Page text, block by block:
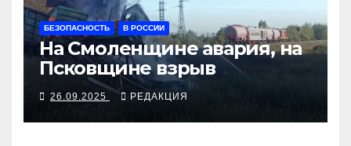
БЕЗОПАСНОСТЬ В РОССИИ
На Смоленщине авария, на
Псковщине взрыв
26.09.2025 РЕДАКЦИЯ